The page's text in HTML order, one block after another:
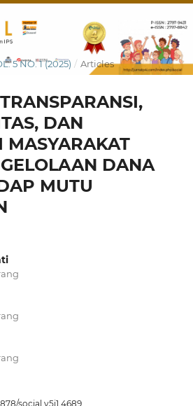
5 NO. 1 (2025) / Articles
DAN
MASYARAKAT
DANA
MUTU
social.v5i1.4689